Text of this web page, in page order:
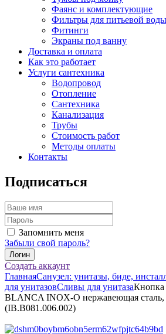
Фаянс и комплектующие
Фильтры для питьевой воды
Фитинги
Экраны под ванну
Доставка и оплата
Как это работает
Услуги сантехника
Водопровод
Отопление
Сантехника
Канализация
Трубы
Стоимость работ
Методы оплаты
Контакты
Подписаться
Запомнить меня
Забыли свой пароль?
Создать аккаунт
ГлавнаяСанузел: унитазы, биде,
для унитазовСливы для унитаза
BLANCA INOX-O нержавеющая сталь,
(IB.B081.006.002)